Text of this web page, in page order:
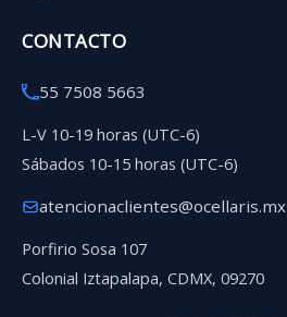
CONTACTO
55 7508 5663
L-V 10-19 horas (UTC-6)
Sábados 10-15 horas (UTC-6)
atencionaclientes@ocellaris.mx
Porfirio Sosa 107
Colonial Iztapalapa, CDMX, 09270